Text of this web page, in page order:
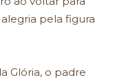
pela figura
Glória, o padre